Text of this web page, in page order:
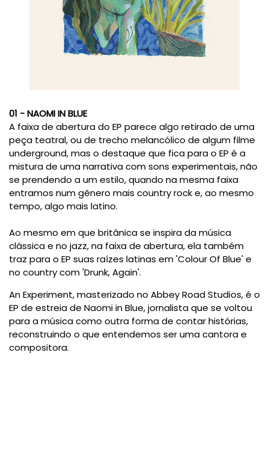
01 - NAOMI IN BLUE
A faixa de abertura do EP parece algo retirado de uma
peça teatral, ou de trecho melancólico de algum filme
underground, mas o destaque que fica para o EP é a
mistura de uma narrativa com sons experimentais, não
se prendendo a um estilo, quando na mesma faixa
entramos num gênero mais country rock e, ao mesmo
tempo, algo mais latino.
Ao mesmo em que britânica se inspira da música
clássica e no jazz, na faixa de abertura, ela também
traz para o EP suas raízes latinas em 'Colour Of Blue' e
no country com 'Drunk, Again'.
An Experiment, masterizado no Abbey Road Studios, é o
EP de estreia de Naomi in Blue, jornalista que se voltou
para a música como outra forma de contar histórias,
reconstruindo o que entendemos ser uma cantora e
compositora.